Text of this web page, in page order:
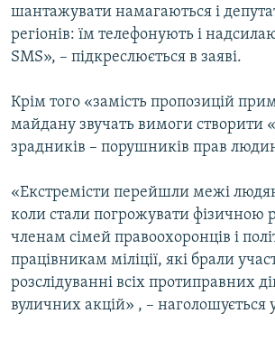
шантажувати намагаються і
регіонів: їм телефонують і
SMS», – підкреслюється в заяві.
Крім того «замість пропозицій
майдану звучать вимоги створити
зрадників – порушників прав
«Екстремісти перейшли межі
коли стали погрожувати фізичною
членам сімей правоохоронців і
працівникам міліції, які брали
розслідуванні всіх протиправних
вуличних акцій» , – наголошується